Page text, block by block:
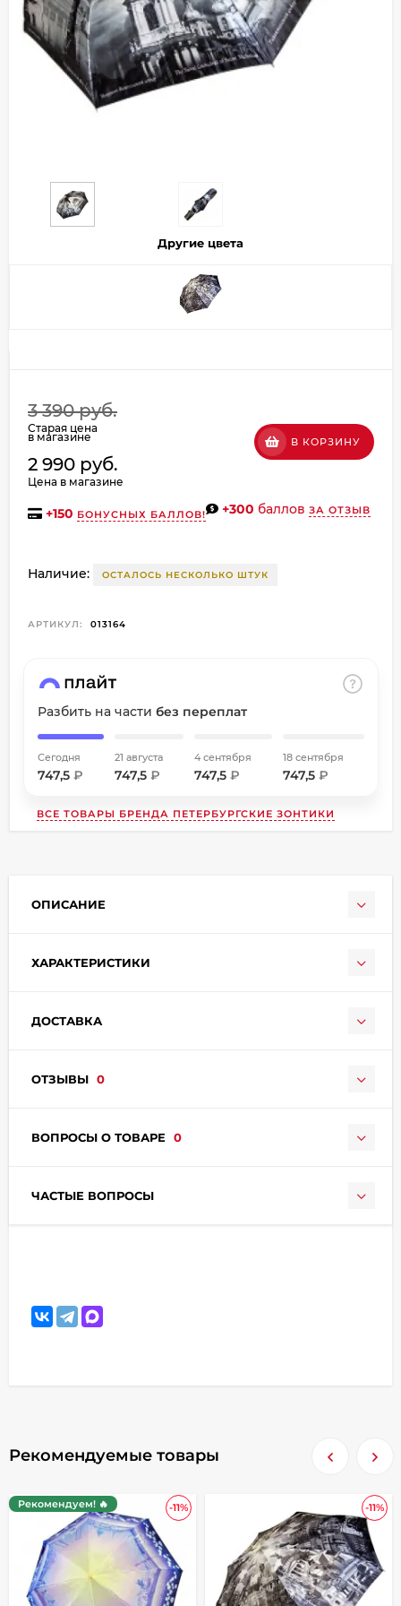
Другие цвета
3 390 руб.
Старая цена
в магазине
2 990 руб.
Цена в магазине
В КОРЗИНУ
+150 БОНУСНЫХ БАЛЛОВ! +300 баллов ЗА ОТЗЫВ
Наличие: ОСТАЛОСЬ НЕСКОЛЬКО ШТУК
АРТИКУЛ: 013164
Разбить на части без переплат
Сегодня
747,5 ₽
21 августа
747,5 ₽
4 сентября
747,5 ₽
18 сентября
747,5 ₽
ВСЕ ТОВАРЫ БРЕНДА ПЕТЕРБУРГСКИЕ ЗОНТИКИ
ОПИСАНИЕ
ХАРАКТЕРИСТИКИ
ДОСТАВКА
ОТЗЫВЫ 0
ВОПРОСЫ О ТОВАРЕ 0
ЧАСТЫЕ ВОПРОСЫ
Добавляйте товары
в корзину
Оплачивайте сегодня только
Получайте товар
выбранный способом
с вашей карты
каждые 2 недели
Подробнее
об оплате Плайтом
2 недели
раз в 2 недели
Остались вопросы?
Рекомендуемые товары
-11%
Рекомендуем! 🔥 -11%